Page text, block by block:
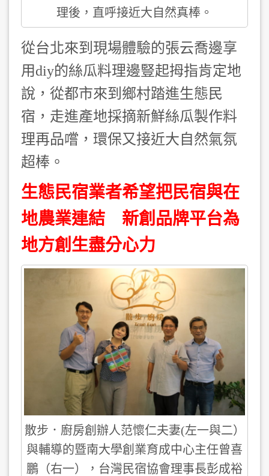
理後，直呼接近大自然真棒。
從台北來到現場體驗的張云喬邊享
用diy的絲瓜料理邊豎起拇指肯定地
說，從都市來到鄉村踏進生態民
宿，走進產地採摘新鮮絲瓜製作料
理再品嚐，環保又接近大自然氣氛
超棒。
生態民宿業者希望把民宿與在
地農業連結 新創品牌平台為
地方創生盡分心力
散步．廚房創辦人范懷仁夫妻(左一與二）
與輔導的暨南大學創業育成中心主任曾喜
鵬（右一），台灣民宿協會理事長彭成裕